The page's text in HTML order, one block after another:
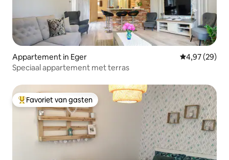
Appartement in Eger Gemiddelde
4,97 (29)
Speciaal appartement met terras
Topfavoriet van gasten
Favoriet van gasten